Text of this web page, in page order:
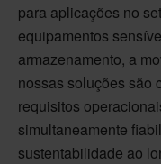
para aplicações no
equipamentos
armazenamento, a
nossas soluções são
requisitos
simultaneamente
sustentabilidade ao